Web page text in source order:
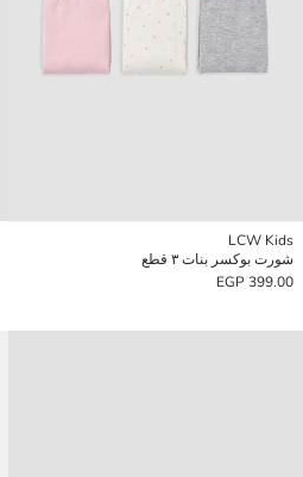
LCW Kids
شورت بوكسر بنات ٣ قطع
399.00 EGP